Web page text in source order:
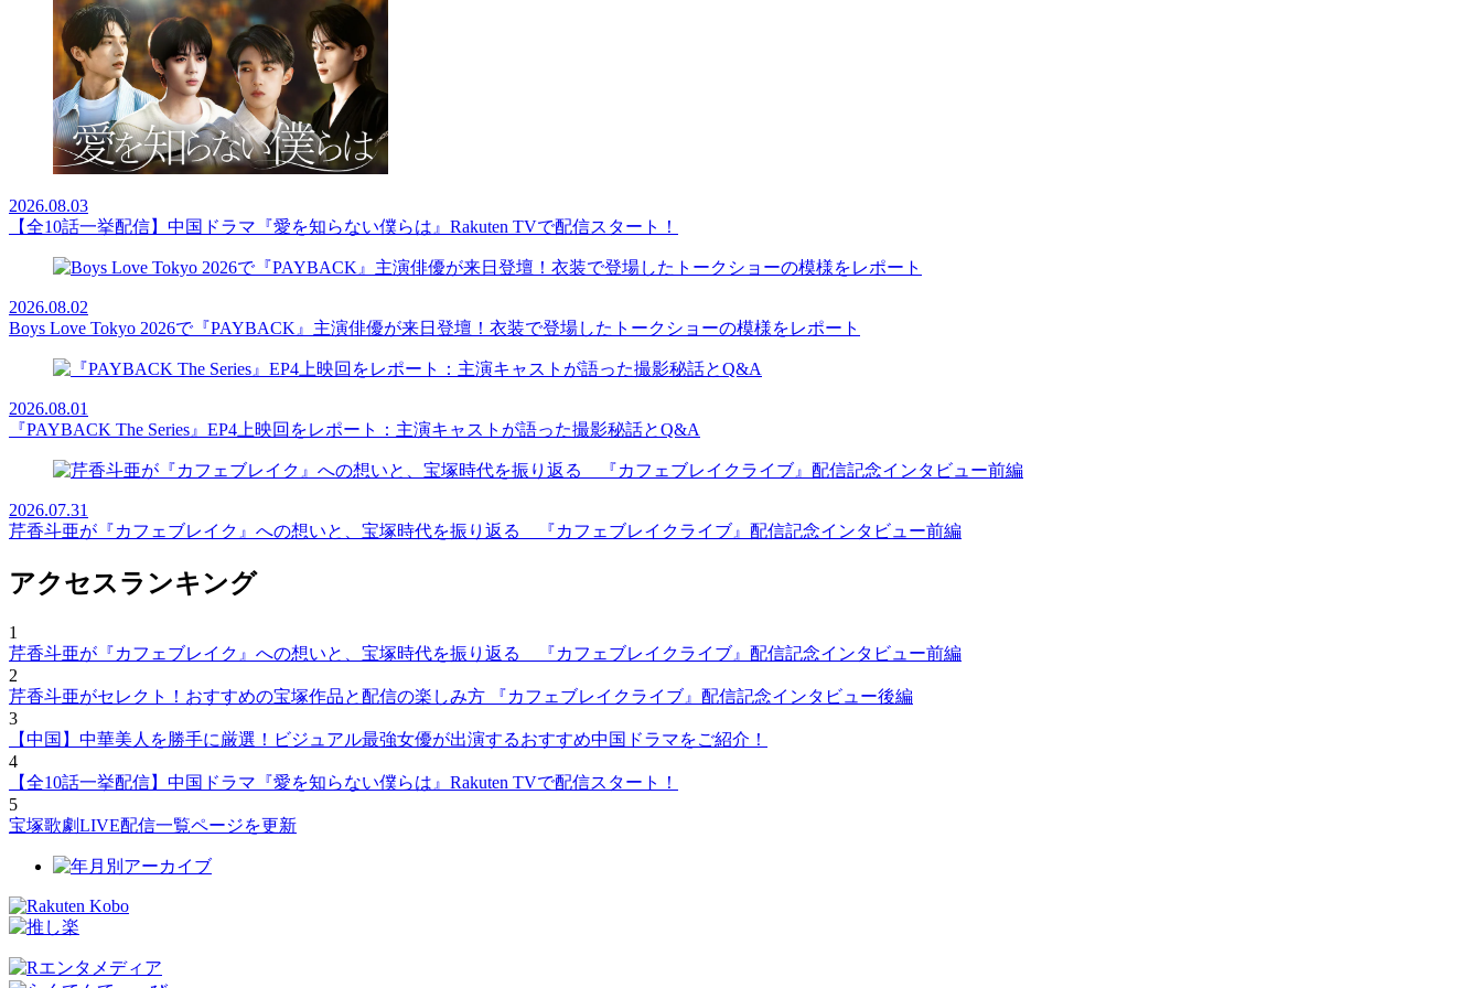
2026.08.03
【全10話一挙配信】中国ドラマ『愛を知らない僕らは』Rakuten TVで配信スタート！
2026.08.02
Boys Love Tokyo 2026で『PAYBACK』主演俳優が来日登壇！衣装で登場したトークショーの模様をレポート
2026.08.01
『PAYBACK The Series』EP4上映回をレポート：主演キャストが語った撮影秘話とQ&A
2026.07.31
芹香斗亜が『カフェブレイク』への想いと、宝塚時代を振り返る 『カフェブレイクライブ』配信記念インタビュー前編
アクセスランキング
1
芹香斗亜が『カフェブレイク』への想いと、宝塚時代を振り返る 『カフェブレイクライブ』配信記念インタビュー前編
2
芹香斗亜がセレクト！おすすめの宝塚作品と配信の楽しみ方 『カフェブレイクライブ』配信記念インタビュー後編
3
【中国】中華美人を勝手に厳選！ビジュアル最強女優が出演するおすすめ中国ドラマをご紹介！
4
【全10話一挙配信】中国ドラマ『愛を知らない僕らは』Rakuten TVで配信スタート！
5
宝塚歌劇LIVE配信一覧ページを更新